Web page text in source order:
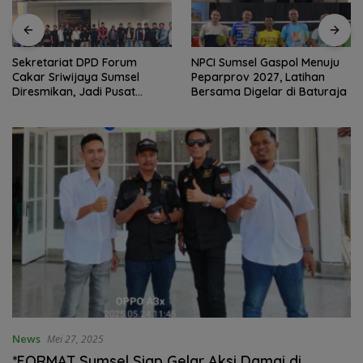
Sekretariat DPD Forum
Cakar Sriwijaya Sumsel
Diresmikan, Jadi Pusat
NPCI Sumsel Gaspol Menuju
Peparprov 2027, Latihan
Bersama Digelar di Baturaja
News Mei 27, 2025